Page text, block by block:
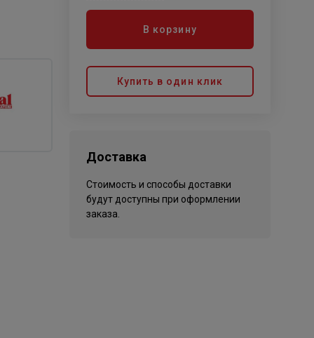
В корзину
Купить в один клик
Доставка
Стоимость и способы доставки
будут доступны при оформлении
заказа.